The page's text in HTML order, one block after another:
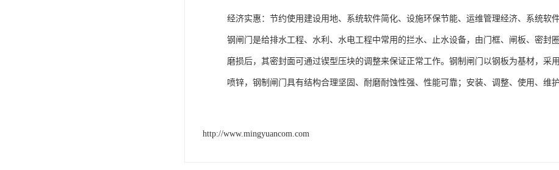
经济实惠：节约使用建设用地、系统软件简化、设施环保节能、运维管理经济、系统软
钢闸门是给排水工程、水利、水电工程中常用的拦水、止水设备，由门框、闸板、密封
磨损后，其密封面可通过锲型压块的调整来保证正常工作。钢制闸门以钢板为基材，采
喷锌，钢制闸门具有结构合理坚固、耐磨耐蚀性强、性能可靠；安装、调整、使用、维护
http://www.mingyuancom.com